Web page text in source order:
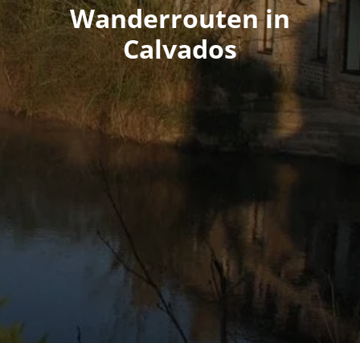
Wanderrouten in
Calvados